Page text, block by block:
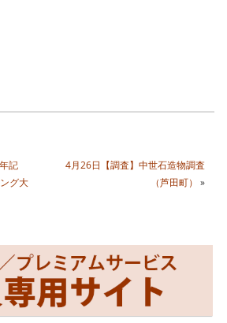
記
グ大
4月26日【調査】中世石造物調査
（芦田町） »